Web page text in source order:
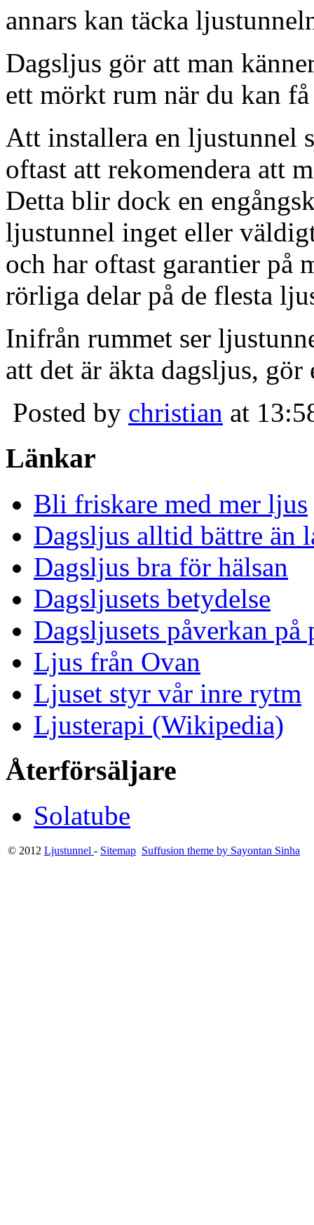
annars kan täcka
Dagsljus gör att man
ett mörkt rum när du kan
Att installera en ljustunnel
oftast att rekomendera att
Detta blir dock en
ljustunnel inget eller
och har oftast garantier på
rörliga delar på de flesta
Inifrån rummet ser
att det är äkta dagsljus,
Posted by christian at
Länkar
Bli friskare med mer ljus
Dagsljus alltid bättre än
Dagsljus bra för hälsan
Dagsljusets betydelse
Dagsljusets påverkan på
Ljus från Ovan
Ljuset styr vår inre rytm
Ljusterapi (Wikipedia)
Återförsäljare
Solatube
© 2012 Ljustunnel - Sitemap Suffusion theme by Sayontan Sinha